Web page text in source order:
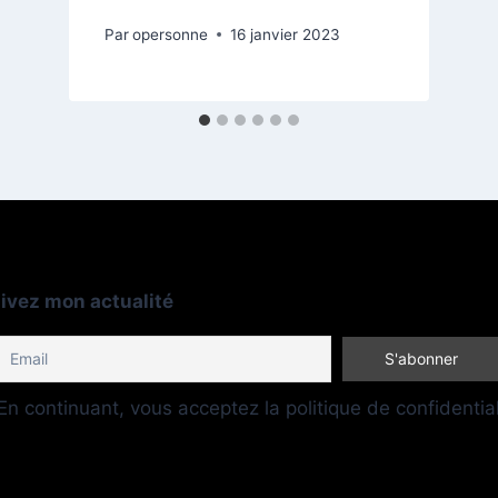
Par opersonne 16 janvier 2023
mon actualité
continuant, vous acceptez la politique de